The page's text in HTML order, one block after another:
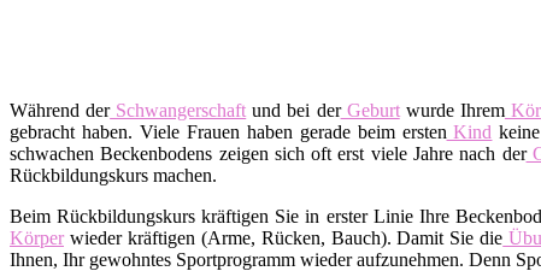
Während derSchwangerschaft und bei derGeburtwurde Ihrem
gebracht haben. Viele Frauen haben gerade beim ersten Kind
schwachen Beckenbodens zeigen sich oft erst viele Jahre nach der
Rückbildungskurs machen.
Beim Rückbildungskurs kräftigen Sie in erster Linie Ihre
Körperwieder kräftigen (Arme, Rücken, Bauch). Damit Sie die
Ihnen, Ihr gewohntes Sportprogramm wieder aufzunehmen. Denn